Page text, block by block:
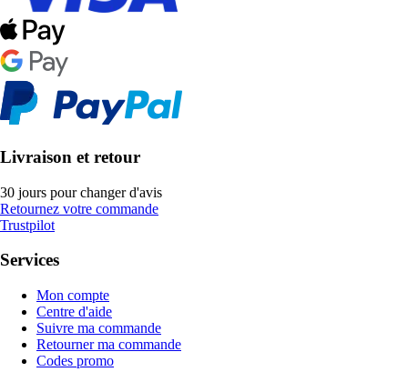
Livraison et retour
30 jours pour changer d'avis
Retournez votre commande
Trustpilot
Services
Mon compte
Centre d'aide
Suivre ma commande
Retourner ma commande
Codes promo